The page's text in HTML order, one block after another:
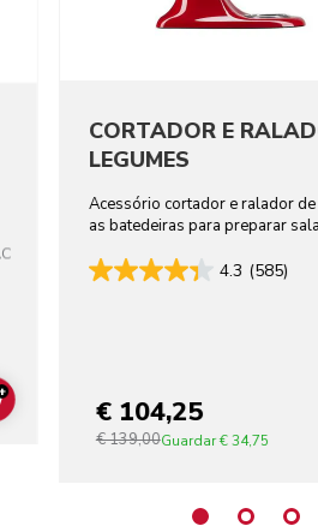
ADD TO CART
CORTADOR E
LEGUMES
Acessório cortador e ralador
as batedeiras para preparar
4.3 (585)
€ 104,25
€ 139,00Guardar€ 34,75